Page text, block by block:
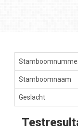
Stamboomnaam
Geslacht